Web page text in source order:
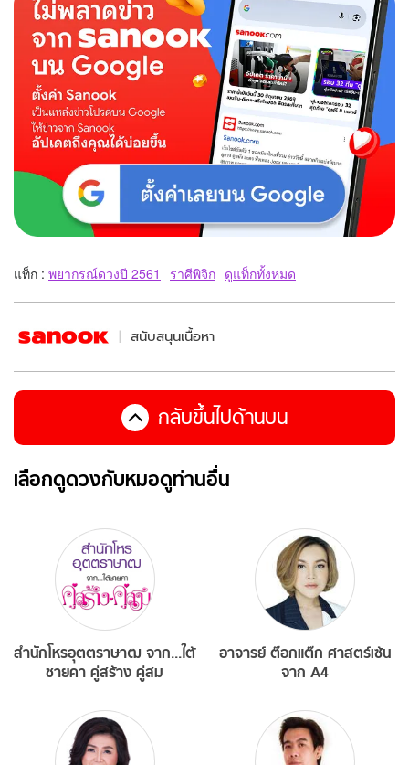
แท็ก : พยากรณ์ดวงปี 2561 ราศีพิจิก ดูแท็กทั้งหมด
สนับสนุนเนื้อหา
กลับขึ้นไปด้านบน
เลือกดูดวงกับหมอดูท่านอื่น
สำนักโหรอุตตราษาฒ จาก...ใต้
ชายคา คู่สร้าง คู่สม
อาจารย์ ต๊อกแต๊ก ศาสตร์เซ้น
จาก A4